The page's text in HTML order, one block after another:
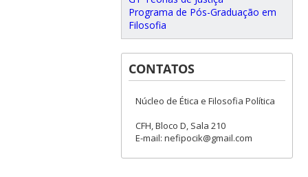
Programa de Pós-Graduação em
Filosofia
CONTATOS
Núcleo de Ética e Filosofia Política
CFH, Bloco D, Sala 210
E-mail: nefipocik@gmail.com